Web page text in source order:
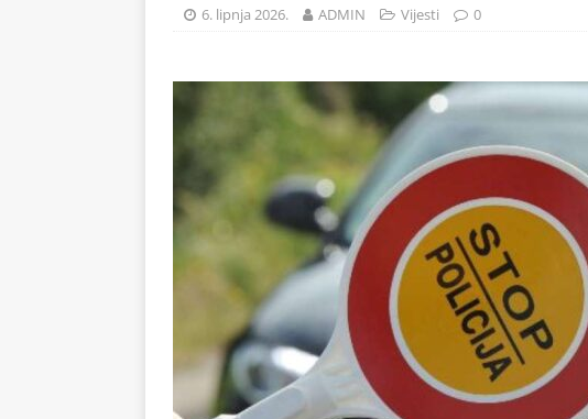
6. lipnja 2026. ADMIN Vijesti 0